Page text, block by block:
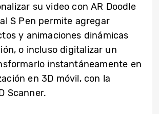
su video con AR Doodle
S Pen permite agregar
y animaciones dinámicas
o incluso digitalizar un
instantáneamente en
en 3D móvil, con la
Scanner.